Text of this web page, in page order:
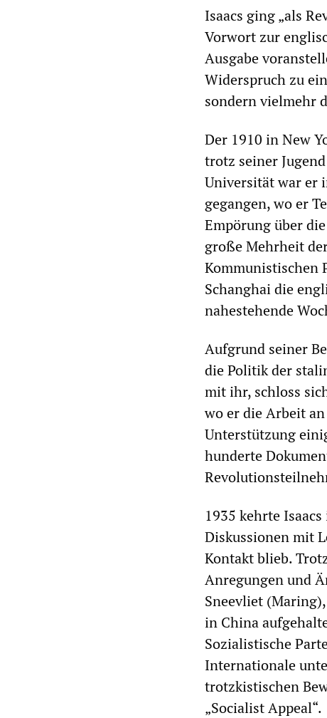
Isaacs ging „als
Vorwort zur
Ausgabe
Widerspruch zu
sondern vielmehr
Der 1910 in New
trotz seiner
Universität war er
gegangen, wo er
Empörung über
große Mehrheit
Kommunistischen
Schanghai die
nahestehende
Aufgrund seiner
die Politik der
mit ihr, schloss
wo er die Arbeit
Unterstützung
hunderte
1935 kehrte
Diskussionen mit
Kontakt blieb.
Anregungen und
Sneevliet
in China
Sozialistische
Internationale
trotzkistischen
„Socialist Appeal“.